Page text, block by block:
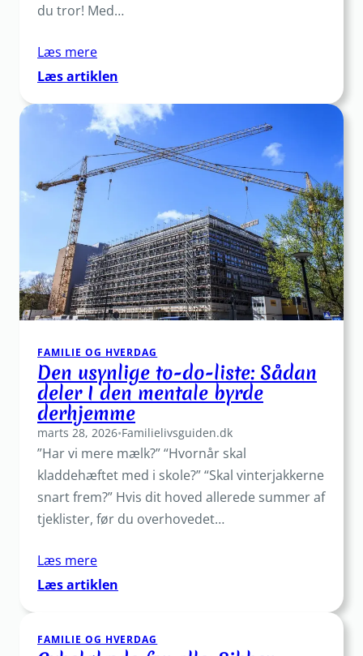
du tror! Med…
Læs mere
Læs artiklen
på
værelset:
Smarte
og
løsninger
til
leg,
læring
og
søvn
FAMILIE OG HVERDAG
Den usynlige to-do-liste: Sådan
deler I den mentale byrde
derhjemme
marts 28, 2026•Familielivsguiden.dk
”Har vi mere mælk?” “Hvornår skal
kladdehæftet med i skole?” “Skal vinterjakkerne
snart frem?” Hvis dit hoved allerede summer af
tjeklister, før du overhovedet…
Læs mere
Læs artiklen
to-
FAMILIE OG HVERDAG